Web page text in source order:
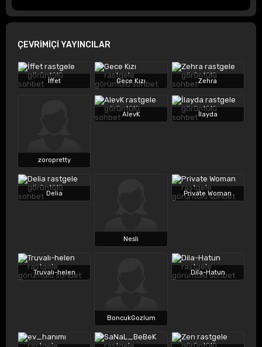
ÇEVRİMİÇİ YAYINCILAR
İffet Gece Kızı Zehra
zoropretty
AlevK İlayda
Delia
Nesli
Private Woman
Truvalı-helen
BoncukGozlum
Dila-Hatun